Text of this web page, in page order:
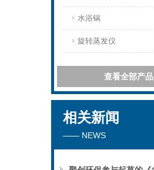
水浴锅
旋转蒸发仪
查看全部产品
相关新闻
—— NEWS